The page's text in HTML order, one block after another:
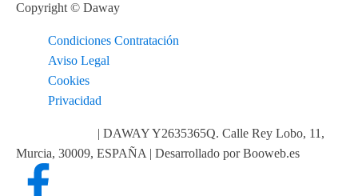
Copyright © Daway
Condiciones Contratación
Aviso Legal
Cookies
Privacidad
| DAWAY Y2635365Q. Calle Rey Lobo, 11,
Murcia, 30009, ESPAÑA | Desarrollado por Booweb.es